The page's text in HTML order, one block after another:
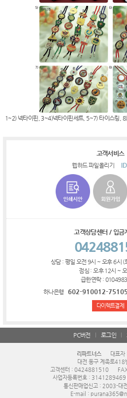
1~2) 넥타이핀, 3~4)넥타이핀세트, 5~7) 타이스링,
고객서비스
웹하드 파일올리기
고객상담센터 / 입금
상담 : 평일 오전 9시 ~ 오후 6시 (
점심 : 오후 12시 ~ 오
급한연락 :
하나은행
602-910012-75105
다이렉트결제
PC버전 로그인
리파트너스
대표자
대전 동구 계족로418
고객센터 : 0424881510
사업자등록번호 : 3141289469
통신판매업신고 : 2003-대
E-mail :